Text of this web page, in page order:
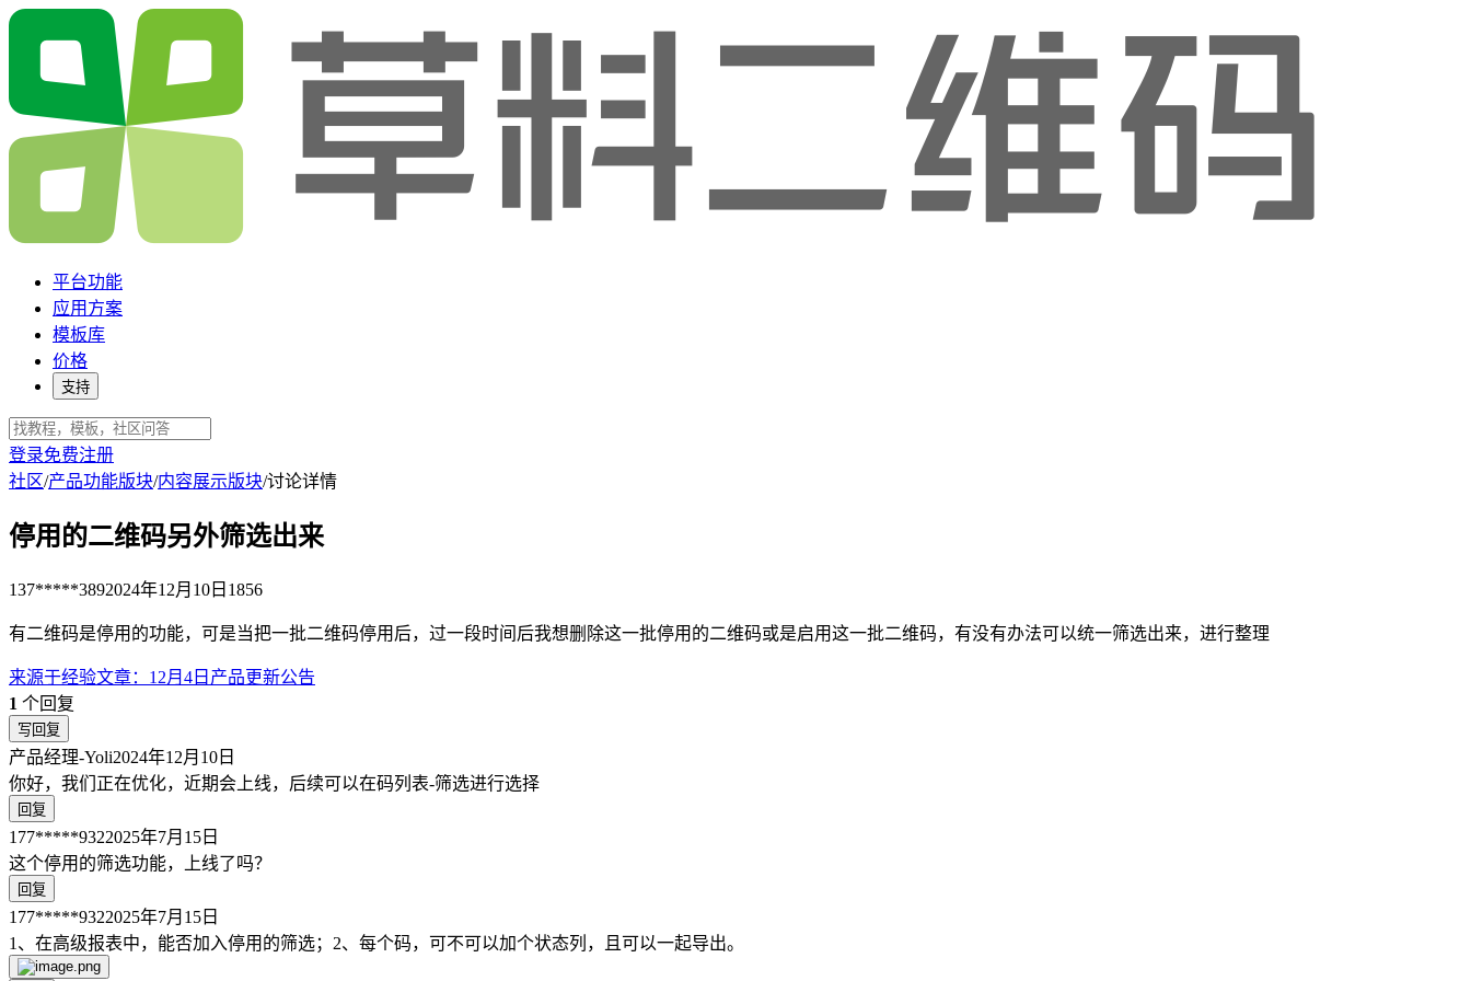
平台功能
应用方案
模板库
价格
支持
登录免费注册
社区/产品功能版块/内容展示版块/讨论详情
停用的二维码另外筛选出来
137*****3892024年12月10日 1856
有二维码是停用的功能，可是当把一批二维码停用后，过一段时间后我想删除这一批停用的二维码或是启用这一批二维码，有没有办法可以统一筛选出来，进行整理
来源于经验文章： 12月4日产品更新公告
1 个回复
写回复
产品经理-Yoli2024年12月10日
你好，我们正在优化，近期会上线，后续可以在码列表-筛选进行选择
回复
177*****9322025年7月15日
这个停用的筛选功能，上线了吗？
回复
177*****9322025年7月15日
1、在高级报表中，能否加入停用的筛选；2、每个码，可不可以加个状态列，且可以一起导出。